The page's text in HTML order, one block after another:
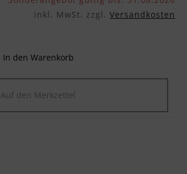
inkl. MwSt. zzgl. Versandkosten
In den Warenkorb
Auf den Merkzettel